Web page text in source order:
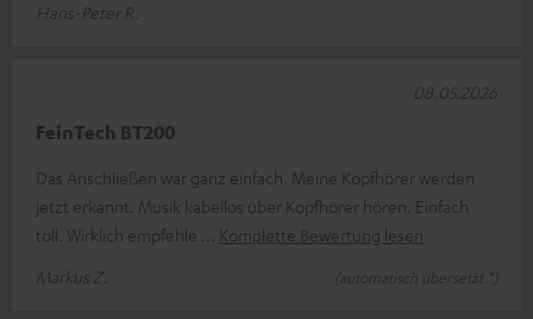
Hans-Peter R.
FeinTech BT200
Das Anschließen war ganz einfach. Meine Kopfhörer werden
jetzt erkannt. Musik kabellos über Kopfhörer hören. Einfach
toll. Wirklich empfehle
Komplette Bewertung lesen
Markus Z.
(automatisch übersetzt *)
08.05.2026